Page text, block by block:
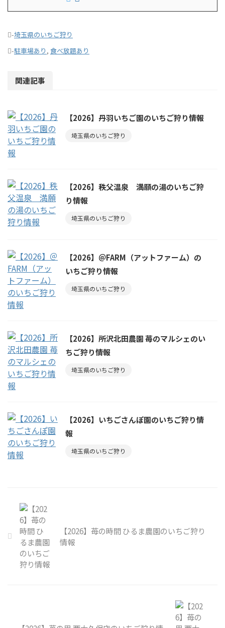
-埼玉県のいちご狩り
-駐車場あり , 食べ放題あり
関連記事
【2026】丹羽いちご園のいちご狩り情報
埼玉県のいちご狩り
【2026】秩父温泉 満願の湯のいちご狩
り情報
埼玉県のいちご狩り
【2026】＠FARM（アットファーム）の
いちご狩り情報
埼玉県のいちご狩り
【2026】所沢北田農園 苺のマルシェのい
ちご狩り情報
埼玉県のいちご狩り
【2026】いちごさんぽ園のいちご狩り情
報
埼玉県のいちご狩り
【2026】苺の時間 ひるま農園のいちご狩り
情報